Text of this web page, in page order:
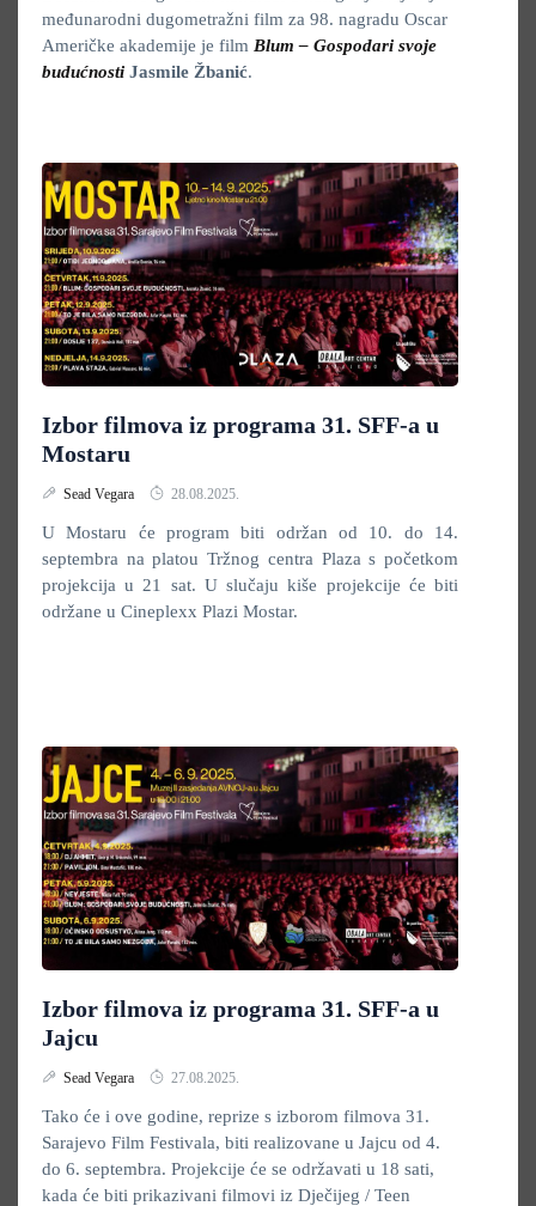
međunarodni dugometražni film za 98. nagradu Oscar
Američke akademije je film Blum – Gospodari svoje
budućnosti Jasmile Žbanić.
Izbor filmova iz programa 31. SFF-a u
Mostaru
Sead Vegara 28.08.2025.
U Mostaru će program biti održan od 10. do 14.
septembra na platou Tržnog centra Plaza s početkom
projekcija u 21 sat. U slučaju kiše projekcije će biti
održane u Cineplexx Plazi Mostar.
Izbor filmova iz programa 31. SFF-a u
Jajcu
Sead Vegara 27.08.2025.
Tako će i ove godine, reprize s izborom filmova 31.
Sarajevo Film Festivala, biti realizovane u Jajcu od 4.
do 6. septembra. Projekcije će se održavati u 18 sati,
kada će biti prikazivani filmovi iz Dječijeg / Teen